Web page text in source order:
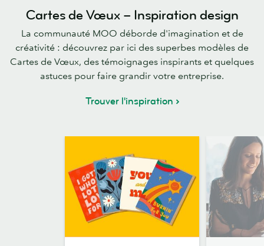
Cartes de Vœux – Inspiration design
La communauté MOO déborde d'imagination et de
créativité : découvrez par ici des superbes modèles de
Cartes de Vœux, des témoignages inspirants et quelques
astuces pour faire grandir votre entreprise.
Trouver l'inspiration